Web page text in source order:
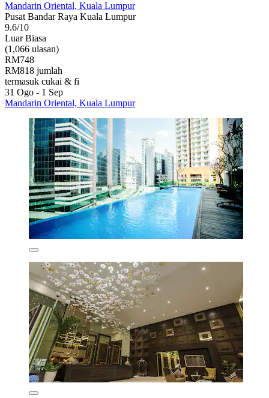
Mandarin Oriental, Kuala Lumpur
Pusat Bandar Raya Kuala Lumpur
9.6/10
Luar Biasa
(1,066 ulasan)
RM748
RM818 jumlah
termasuk cukai & fi
31 Ogo - 1 Sep
Mandarin Oriental, Kuala Lumpur